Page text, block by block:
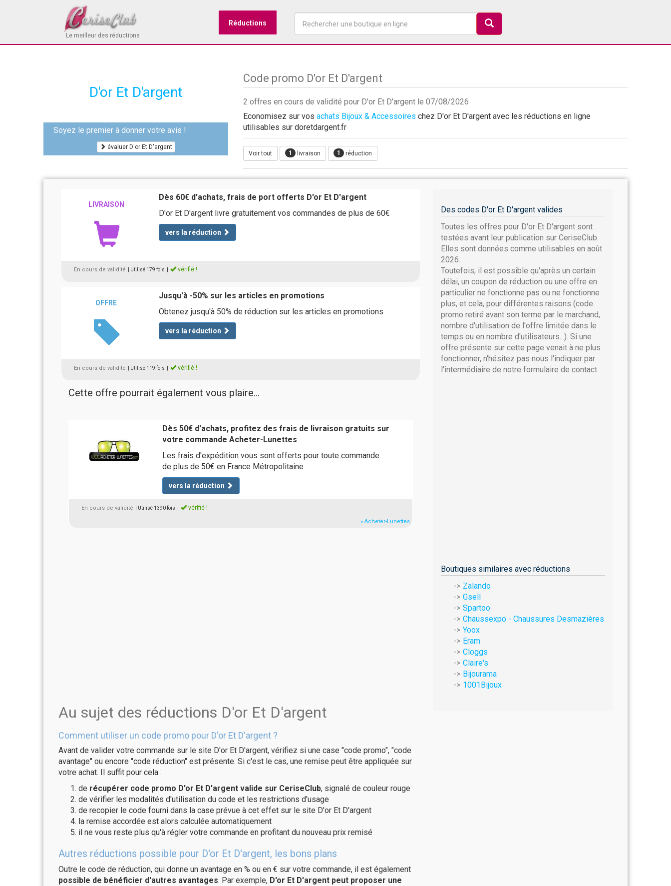
Le meilleur des réductions
Réductions
D'or Et D'argent
Soyez le premier à donner votre avis !
évaluer D'or Et D'argent
Code promo D'or Et D'argent
2 offres en cours de validité pour D'or Et D'argent le 07/08/2026
Economisez sur vos achats Bijoux & Accessoires chez D'or Et D'argent avec les réductions en ligne
utilisables sur doretdargent.fr
Voir tout 1 livraison 1 réduction
LIVRAISON
Dès 60€ d'achats, frais de port offerts D'or Et D'argent
D'or Et D'argent livre gratuitement vos commandes de plus de 60€
vers la réduction
En cours de validité | Utilisé 179 fois vérifié !
OFFRE
Jusqu'à -50% sur les articles en promotions
Obtenez jusqu'à 50% de réduction sur les articles en promotions
vers la réduction
En cours de validité | Utilisé 119 fois vérifié !
Cette offre pourrait également vous plaire...
Dès 50€ d'achats, profitez des frais de livraison gratuits sur
votre commande Acheter-Lunettes
Les frais d'expédition vous sont offerts pour toute commande
de plus de 50€ en France Métropolitaine
vers la réduction
En cours de validité | Utilisé 1390 fois vérifié !
» Acheter-Lunettes
Au sujet des réductions D'or Et D'argent
Comment utiliser un code promo pour D'or Et D'argent ?
Avant de valider votre commande sur le site D'or Et D'argent, vérifiez si une case "code promo", "code
avantage" ou encore "code réduction" est présente. Si c'est le cas, une remise peut être appliquée sur
votre achat. Il suffit pour cela :
de récupérer code promo D'or Et D'argent valide sur CeriseClub, signalé de couleur rouge
de vérifier les modalités d'utilisation du code et les restrictions d'usage
de recopier le code fourni dans la case prévue à cet effet sur le site D'or Et D'argent
la remise accordée est alors calculée automatiquement
il ne vous reste plus qu'à régler votre commande en profitant du nouveau prix remisé
Autres réductions possible pour D'or Et D'argent, les bons plans
Outre le code de réduction, qui donne un avantage en % ou en € sur votre commande, il est également
possible de bénéficier d'autres avantages. Par exemple, D'or Et D'argent peut proposer une
Des codes D'or Et D'argent valides
Toutes les offres pour D'or Et D'argent sont
testées avant leur publication sur CeriseClub.
Elles sont données comme utilisables en août
2026.
Toutefois, il est possible qu'après un certain
délai, un coupon de réduction ou une offre en
particulier ne fonctionne pas ou ne fonctionne
plus, et cela, pour différentes raisons (code
promo retiré avant son terme par le marchand,
nombre d'utilisation de l'offre limitée dans le
temps ou en nombre d'utilisateurs...). Si une
offre présente sur cette page venait à ne plus
fonctionner, n'hésitez pas nous l'indiquer par
l'intermédiaire de notre formulaire de contact.
Boutiques similaires avec réductions
Zalando
Gsell
Spartoo
Chaussexpo - Chaussures Desmazières
Yoox
Eram
Cloggs
Claire's
Bijourama
1001Bijoux